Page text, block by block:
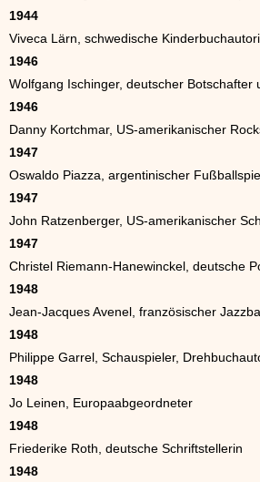
1944
Viveca Lärn, schwedische
1946
Wolfgang Ischinger, deutscher Botschafter
1946
Danny Kortchmar, US-amerikanischer
1947
Oswaldo Piazza, argentinischer
1947
John Ratzenberger, US-amerikanischer
1947
Christel Riemann-Hanewinckel, deutsche
1948
Jean-Jacques Avenel, französischer
1948
Philippe Garrel, Schauspieler,
1948
Jo Leinen, Europaabgeordneter
1948
Friederike Roth, deutsche Schriftstellerin
1948